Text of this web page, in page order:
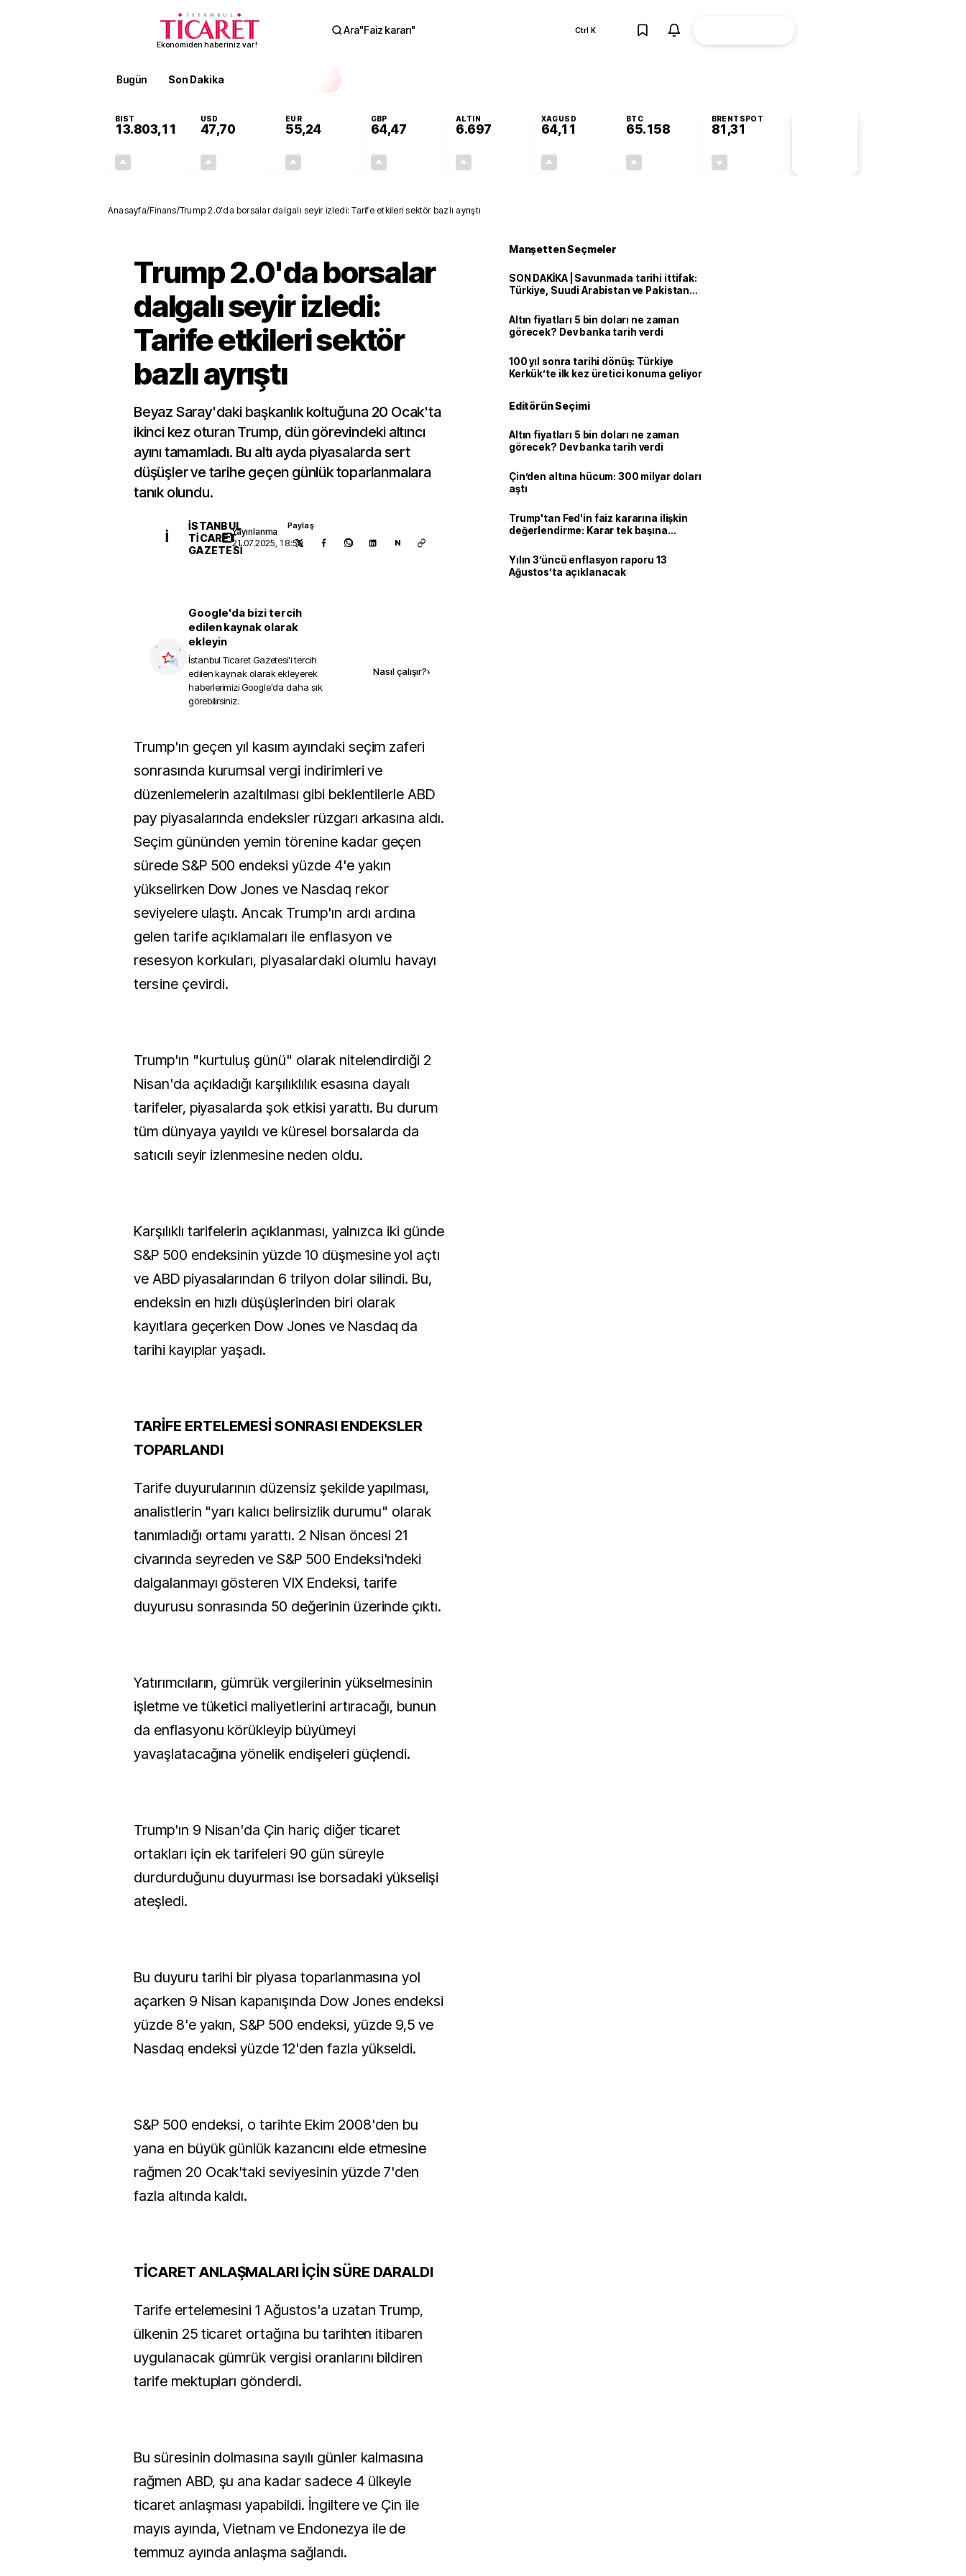
Ekonomiden haberiniz var!
Ara"Faiz kararı" Ctrl K
Bugün Son Dakika
BIST
13.803,11
USD
47,70
EUR
55,24
GBP
64,47
ALTIN
6.697
XAGUSD
64,11
BTC
65.158
BRENTSPOT
81,31
Anasayfa/Finans/Trump 2.0'da borsalar dalgalı seyir izledi: Tarife etkileri sektör bazlı ayrıştı
Trump 2.0'da borsalar
dalgalı seyir izledi:
Tarife etkileri sektör
bazlı ayrıştı
Beyaz Saray'daki başkanlık koltuğuna 20 Ocak'ta
ikinci kez oturan Trump, dün görevindeki altıncı
ayını tamamladı. Bu altı ayda piyasalarda sert
düşüşler ve tarihe geçen günlük toparlanmalara
tanık olundu.
İ
İSTANBUL
TICARET
GAZETESI
Yayınlanma
21.07.2025, 18:59
Paylaş
N
Google'da bizi tercih
edilen kaynak olarak
ekleyin
İstanbul Ticaret Gazetesi'i tercih
edilen kaynak olarak ekleyerek
haberlerimizi Google'da daha sık
görebilirsiniz.
Nasıl çalışır?›
Trump'ın geçen yıl kasım ayındaki seçim zaferi
sonrasında kurumsal vergi indirimleri ve
düzenlemelerin azaltılması gibi beklentilerle ABD
pay piyasalarında endeksler rüzgarı arkasına aldı.
Seçim gününden yemin törenine kadar geçen
sürede S&P 500 endeksi yüzde 4'e yakın
yükselirken Dow Jones ve Nasdaq rekor
seviyelere ulaştı.Ancak Trump'ın ardı ardına
gelen tarife açıklamaları ile enflasyon ve
resesyon korkuları, piyasalardaki olumlu havayı
tersine çevirdi.
Trump'ın "kurtuluş günü" olarak nitelendirdiği 2
Nisan'da açıkladığı karşılıklılık esasına dayalı
tarifeler, piyasalarda şok etkisi yarattı. Bu durum
tüm dünyaya yayıldı ve küresel borsalarda da
satıcılı seyir izlenmesine neden oldu.
Karşılıklı tarifelerin açıklanması, yalnızca iki günde
S&P 500 endeksinin yüzde 10 düşmesine yol açtı
ve ABD piyasalarından 6 trilyon dolar silindi. Bu,
endeksin en hızlı düşüşlerinden biri olarak
kayıtlara geçerken Dow Jones ve Nasdaq da
tarihi kayıplar yaşadı.
TARİFE ERTELEMESİ SONRASI ENDEKSLER
TOPARLANDI
Tarife duyurularının düzensiz şekilde yapılması,
analistlerin "yarı kalıcı belirsizlik durumu" olarak
tanımladığı ortamı yarattı. 2 Nisan öncesi 21
civarında seyreden ve S&P 500 Endeksi'ndeki
dalgalanmayı gösteren VIX Endeksi, tarife
duyurusu sonrasında 50 değerinin üzerinde çıktı.
Yatırımcıların, gümrük vergilerinin yükselmesinin
işletme ve tüketici maliyetlerini artıracağı, bunun
da enflasyonu körükleyip büyümeyi
yavaşlatacağına yönelik endişeleri güçlendi.
Trump'ın 9 Nisan'da Çin hariç diğer ticaret
ortakları için ek tarifeleri 90 gün süreyle
durdurduğunu duyurması ise borsadaki yükselişi
ateşledi.
Bu duyuru tarihi bir piyasa toparlanmasına yol
açarken 9 Nisan kapanışında Dow Jones endeksi
yüzde 8'e yakın, S&P 500 endeksi, yüzde 9,5 ve
Nasdaq endeksi yüzde 12'den fazla yükseldi.
S&P 500 endeksi, o tarihte Ekim 2008'den bu
yana en büyük günlük kazancını elde etmesine
rağmen 20 Ocak'taki seviyesinin yüzde 7'den
fazla altında kaldı.
TİCARET ANLAŞMALARI İÇİN SÜRE DARALDI
Tarife ertelemesini 1 Ağustos'a uzatan Trump,
ülkenin 25 ticaret ortağına bu tarihten itibaren
uygulanacak gümrük vergisi oranlarını bildiren
tarife mektupları gönderdi.
Bu süresinin dolmasına sayılı günler kalmasına
rağmen ABD, şu ana kadar sadece 4 ülkeyle
ticaret anlaşması yapabildi. İngiltere ve Çin ile
mayıs ayında, Vietnam ve Endonezya ile de
temmuz ayında anlaşma sağlandı.
Manşetten Seçmeler
SON DAKİKA | Savunmada tarihi ittifak:
Türkiye, Suudi Arabistan ve Pakistan
Altın fiyatları 5 bin doları ne zaman
görecek? Dev banka tarih verdi
100 yıl sonra tarihi dönüş: Türkiye
Kerkük’te ilk kez üretici konuma geliyor
Editörün Seçimi
Altın fiyatları 5 bin doları ne zaman
görecek? Dev banka tarih verdi
Çin’den altına hücum: 300 milyar doları
aştı
Trump'tan Fed'in faiz kararına ilişkin
değerlendirme: Karar tek başına
Yılın 3’üncü enflasyon raporu 13
Ağustos’ta açıklanacak